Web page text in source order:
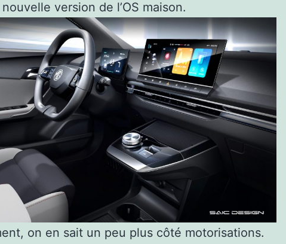
version de l’OS maison.
on en sait un peu plus côté motorisations.